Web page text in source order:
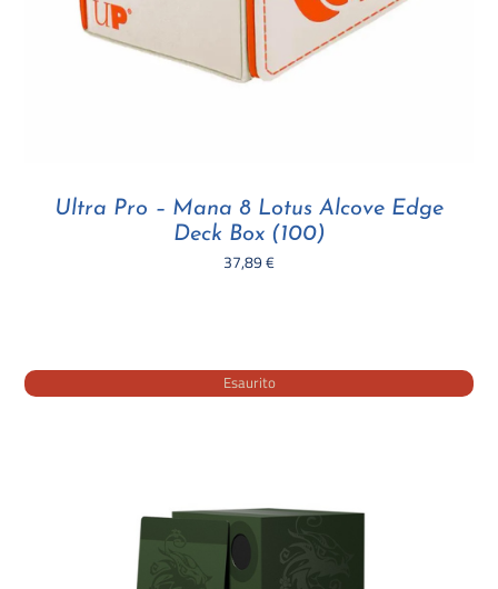
Ultra Pro – Mana 8 Lotus Alcove Edge
Deck Box (100)
37,89€
Esaurito